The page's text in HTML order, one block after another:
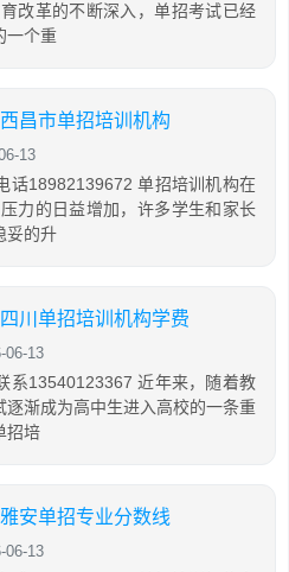
改革的不断深入，单招考试已经
一个重
昌市单招培训机构
13
话18982139672 单招培训机构在
力的日益增加，许多学生和家长
妥的升
川单招培训机构学费
06-13
系13540123367 近年来，随着教
渐成为高中生进入高校的一条重
招培
安单招专业分数线
06-13